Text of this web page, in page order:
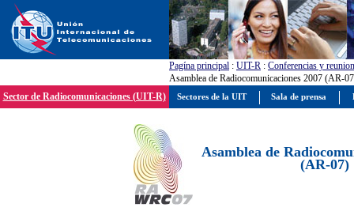
Pagína principal : UIT-R : Conferencias y
Asamblea de Radiocomunicaciones 2007 (AR-
Sector de Radiocomunicaciones (UIT-R)
Asamblea de
(AR-07)
Sectores de la UIT Sala de prensa